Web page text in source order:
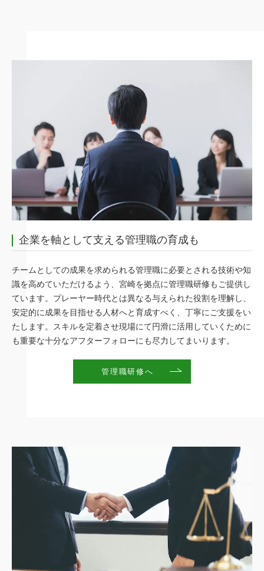
企業を軸として支える管理職の育成も
チームとしての成果を求められる管理職に必要とされる技術や知
識を高めていただけるよう、宮崎を拠点に管理職研修もご提供し
ています。プレーヤー時代とは異なる与えられた役割を理解し、
安定的に成果を目指せる人材へと育成すべく、丁寧にご支援をい
たします。スキルを定着させ現場にて円滑に活用していくために
も重要な十分なアフターフォローにも尽力してまいります。
管理職研修へ